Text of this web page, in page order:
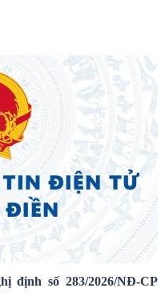
định số 283/2026/NĐ-CP